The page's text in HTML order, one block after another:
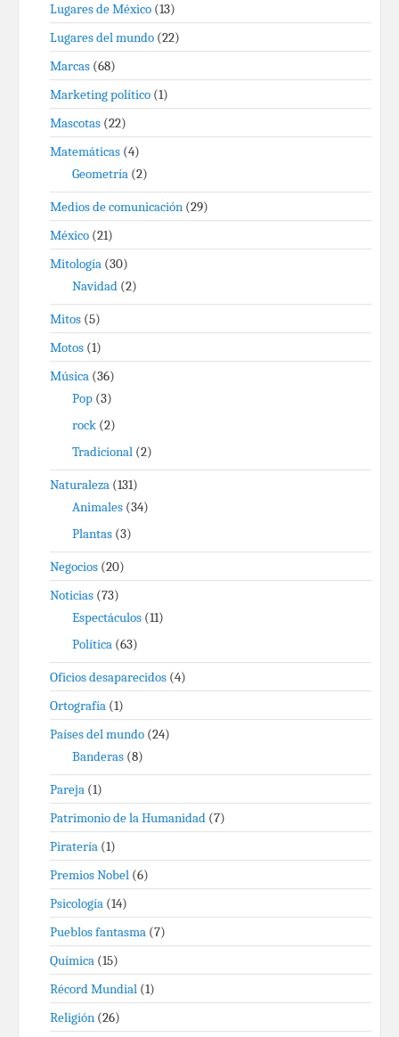
Lugares de México (13)
Lugares del mundo (22)
Marcas (68)
Marketing político (1)
Mascotas (22)
Matemáticas (4)
Geometría (2)
Medios de comunicación (29)
México (21)
Mitología (30)
Navidad (2)
Mitos (5)
Motos (1)
Música (36)
Pop (3)
rock (2)
Tradicional (2)
Naturaleza (131)
Animales (34)
Plantas (3)
Negocios (20)
Noticias (73)
Espectáculos (11)
Política (63)
Oficios desaparecidos (4)
Ortografía (1)
Países del mundo (24)
Banderas (8)
Pareja (1)
Patrimonio de la Humanidad (7)
Piratería (1)
Premios Nobel (6)
Psicología (14)
Pueblos fantasma (7)
Química (15)
Récord Mundial (1)
Religión (26)